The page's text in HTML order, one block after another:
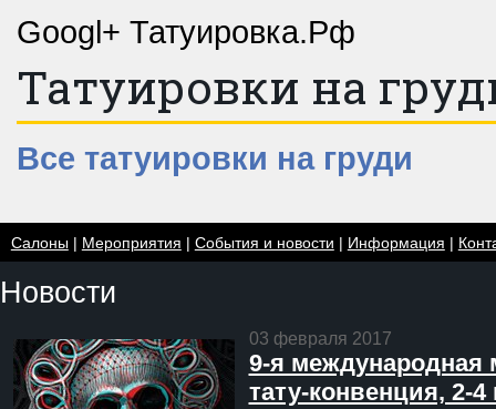
Googl+ Татуировка.Рф
Татуировки на
Все татуировки на груди
Салоны| Мероприятия | События и новости | Информация |
Новости
03 февраля 2017
9-я международная
тату-конвенция, 2-